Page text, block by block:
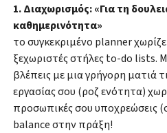
1. Διαχωρισμός: «Για τη
καθημερινότητα»
το συγκεκριμένο planner
ξεχωριστές στήλες to-do lists.
βλέπεις με μια γρήγορη ματιά
εργασίας σου (ροζ ενότητα)
προσωπικές σου υποχρεώσεις
balance στην πράξη!